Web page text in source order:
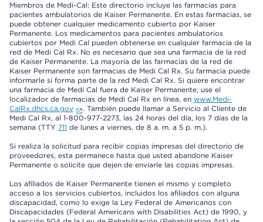
Miembros de Medi-Cal: Este directorio incluye las farmacias para
pacientes ambulatorios de Kaiser Permanente. En estas farmacias, se
puede obtener cualquier medicamento cubierto por Kaiser
Permanente. Los medicamentos para pacientes ambulatorios
cubiertos por Medi Cal pueden obtenerse en cualquier farmacia de la
red de Medi Cal Rx. No es necesario que sea una farmacia de la red
de Kaiser Permanente. La mayoría de las farmacias de la red de
Kaiser Permanente son farmacias de Medi Cal Rx. Su farmacia puede
informarle si forma parte de la red Medi Cal Rx. Si quiere encontrar
una farmacia de Medi Cal fuera de Kaiser Permanente, use el
localizador de farmacias de Medi Cal Rx en línea, en www.Medi-
CalRx.dhcs.ca.gov
. También puede llamar a Servicio al Cliente de
Medi Cal Rx, al 1-800-977-2273, las 24 horas del día, los 7 días de la
semana (TTY 711 de lunes a viernes, de 8 a. m. a 5 p. m.).
Si realiza la solicitud para recibir copias impresas del directorio de
proveedores, esta permanece hasta que usted abandone Kaiser
Permanente o solicite que dejen de enviarle las copias impresas.
Los afiliados de Kaiser Permanente tienen el mismo y completo
acceso a los servicios cubiertos, incluidos los afiliados con alguna
discapacidad, como lo exige la Ley Federal de Americanos con
Discapacidades (Federal Americans with Disabilities Act) de 1990, y